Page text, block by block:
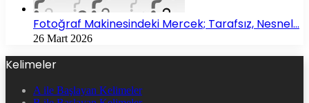
Fotoğraf Makinesindeki Mercek; Tarafsız, Nesnel…
26 Mart 2026
Kelimeler
A ile Başlayan Kelimeler